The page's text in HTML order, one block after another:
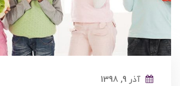
آذر 9, 1398